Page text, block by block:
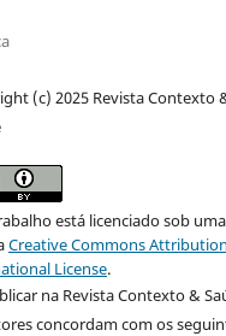
(c) 2025 Revista Contexto
está licenciado sob uma
Creative Commons
License.
na Revista Contexto &
concordam com os